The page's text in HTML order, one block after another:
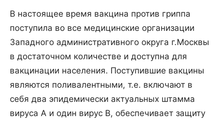
В настоящее время вакцина против гриппа
поступила во все медицинские организации
Западного административного округа г.Москвы
в достаточном количестве и доступна для
вакцинации населения. Поступившие вакцины
являются поливалентными, т.е. включают в
себя два эпидемически актуальных штамма
вируса А и один вирус В, обеспечивает защиту